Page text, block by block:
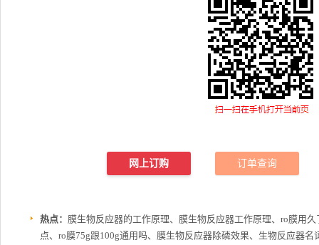
网上订购 订单查询
热点：
膜生物反应器的工作原理、膜生物反应器工作原理、ro膜用
点、ro膜75g跟100g通用吗、膜生物反应器除磷效果、生物反应器